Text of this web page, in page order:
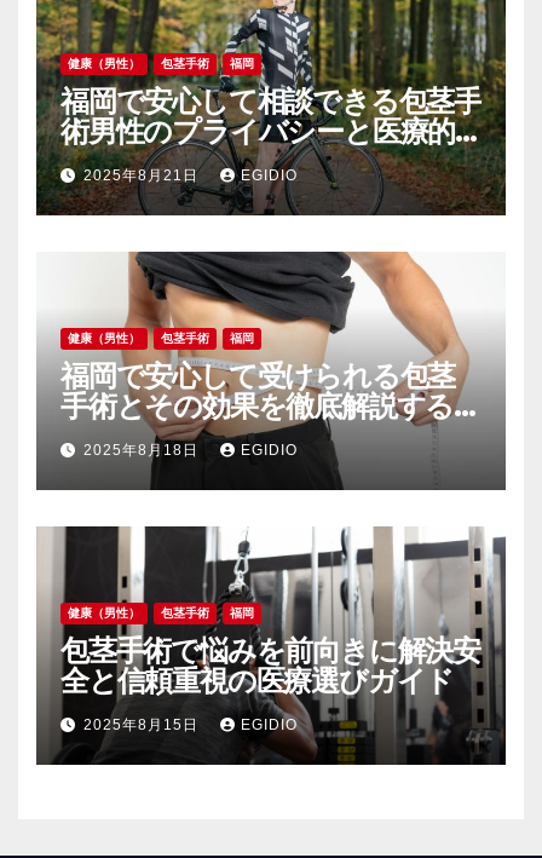
健康（男性） 包茎手術 福岡
福岡で安心して相談できる包茎手
術男性のプライバシーと医療的
ケアを重視した選び方
2025年8月21日 EGIDIO
健康（男性） 包茎手術 福岡
福岡で安心して受けられる包茎
手術とその効果を徹底解説する最
新事情
2025年8月18日 EGIDIO
健康（男性） 包茎手術 福岡
包茎手術で悩みを前向きに解決安
全と信頼重視の医療選びガイド
2025年8月15日 EGIDIO